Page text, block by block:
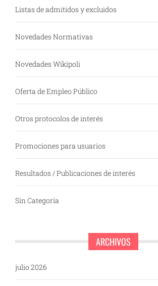
Listas de admitidos y excluidos
Novedades Normativas
Novedades Wikipoli
Oferta de Empleo Público
Otros protocolos de interés
Promociones para usuarios
Resultados / Publicaciones de interés
Sin Categoría
ARCHIVOS
julio 2026